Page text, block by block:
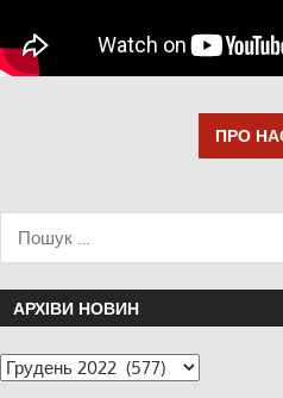
ПРО
АРХІВИ НОВИН